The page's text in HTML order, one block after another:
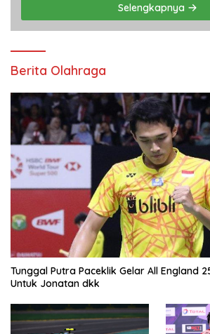
Selengkapnya
Berita Olahraga
Tunggal Putra Paceklik Gelar All England
Untuk Jonatan dkk